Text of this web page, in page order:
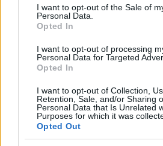
I want to opt-out of the Sale of
Personal Data.
Opted In
I want to opt-out of processing
Personal Data for Targeted
Opted In
I want to opt-out of Collection,
Retention, Sale, and/or Sharing
Personal Data that Is Unrelated
Purposes for which it was
Opted Out